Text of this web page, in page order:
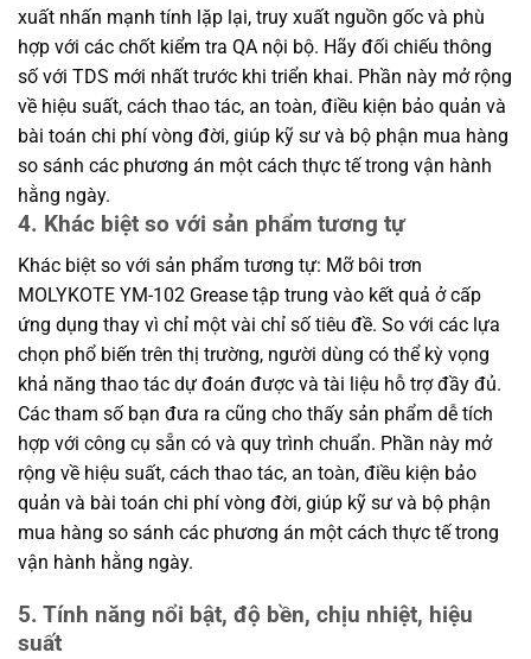
xuất nhấn mạnh tính lặp lại, truy xuất nguồn gốc và phù
hợp với các chốt kiểm tra QA nội bộ. Hãy đối chiếu thông
số với TDS mới nhất trước khi triển khai. Phần này mở rộng
về hiệu suất, cách thao tác, an toàn, điều kiện bảo quản và
bài toán chi phí vòng đời, giúp kỹ sư và bộ phận mua hàng
so sánh các phương án một cách thực tế trong vận hành
hằng ngày.
4. Khác biệt so với sản phẩm tương tự
Khác biệt so với sản phẩm tương tự: Mỡ bôi trơn
MOLYKOTE YM-102 Grease tập trung vào kết quả ở cấp
ứng dụng thay vì chỉ một vài chỉ số tiêu đề. So với các lựa
chọn phổ biến trên thị trường, người dùng có thể kỳ vọng
khả năng thao tác dự đoán được và tài liệu hỗ trợ đầy đủ.
Các tham số bạn đưa ra cũng cho thấy sản phẩm dễ tích
hợp với công cụ sẵn có và quy trình chuẩn. Phần này mở
rộng về hiệu suất, cách thao tác, an toàn, điều kiện bảo
quản và bài toán chi phí vòng đời, giúp kỹ sư và bộ phận
mua hàng so sánh các phương án một cách thực tế trong
vận hành hằng ngày.
5. Tính năng nổi bật, độ bền, chịu nhiệt, hiệu
suất